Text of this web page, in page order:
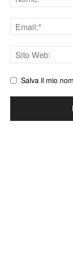
Email
Sito
web
Salva il mio